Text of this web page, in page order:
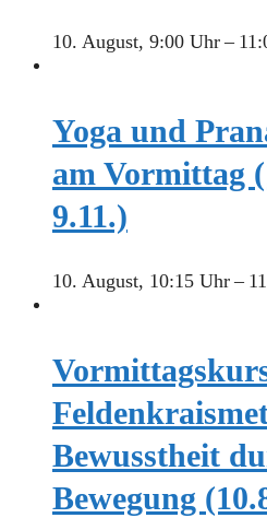
10. August, 9:00 Uhr–
Yoga und
am Vormittag
9.11.)
10. August, 10:15 Uhr–
Bewusstheit
Bewegung